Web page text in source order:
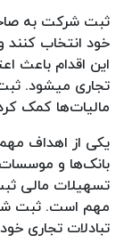
ثبت شرکت به
خود انتخاب کنند
این اقدام باعث
تجاری میشود.
مالیات‌ها کمک
یکی از اهداف
بانک‌ها و
تسهیلات مالی
مهم است. ثبت
تبادلات تجاری